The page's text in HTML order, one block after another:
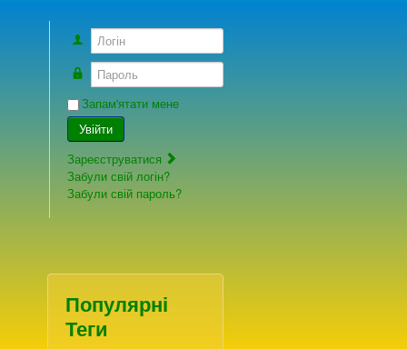
Логін
Пароль
Запам'ятати мене
Увійти
Зареєструватися
Забули свій логін?
Забули свій пароль?
Популярні
Теги